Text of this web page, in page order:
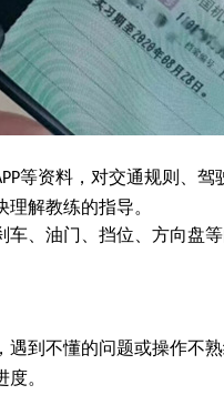
等资料，对交通规则、驾
解教练的指导。
、油门、挡位、方向盘
到不懂的问题或操作不
。